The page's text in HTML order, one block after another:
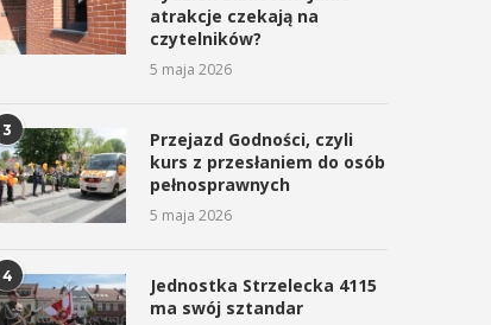
atrakcje czekają na
czytelników?
5 maja 2026
3
Przejazd Godności, czyli
kurs z przesłaniem do osób
pełnosprawnych
5 maja 2026
4
Jednostka Strzelecka 4115
ma swój sztandar